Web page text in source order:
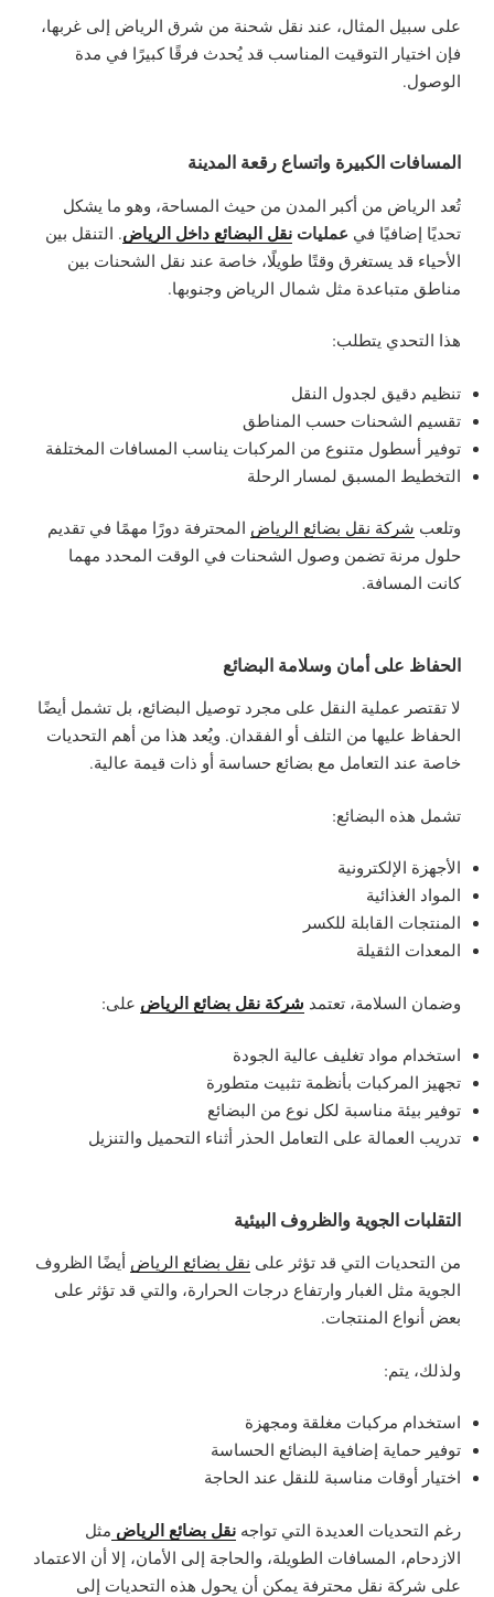
على سبيل المثال، عند نقل شحنة من شرق الرياض إلى غربها،
فإن اختيار التوقيت المناسب قد يُحدث فرقًا كبيرًا في مدة
الوصول.
المسافات الكبيرة واتساع رقعة المدينة
تُعد الرياض من أكبر المدن من حيث المساحة، وهو ما يشكل
تحديًا إضافيًا في عمليات نقل البضائع داخل الرياض. التنقل بين
الأحياء قد يستغرق وقتًا طويلًا، خاصة عند نقل الشحنات بين
مناطق متباعدة مثل شمال الرياض وجنوبها.
هذا التحدي يتطلب:
تنظيم دقيق لجدول النقل
تقسيم الشحنات حسب المناطق
توفير أسطول متنوع من المركبات يناسب المسافات المختلفة
التخطيط المسبق لمسار الرحلة
وتلعب شركة نقل بضائع الرياض المحترفة دورًا مهمًا في تقديم
حلول مرنة تضمن وصول الشحنات في الوقت المحدد مهما
كانت المسافة.
الحفاظ على أمان وسلامة البضائع
لا تقتصر عملية النقل على مجرد توصيل البضائع، بل تشمل أيضًا
الحفاظ عليها من التلف أو الفقدان. ويُعد هذا من أهم التحديات
خاصة عند التعامل مع بضائع حساسة أو ذات قيمة عالية.
تشمل هذه البضائع:
الأجهزة الإلكترونية
المواد الغذائية
المنتجات القابلة للكسر
المعدات الثقيلة
وضمان السلامة، تعتمد شركة نقل بضائع الرياض على:
استخدام مواد تغليف عالية الجودة
تجهيز المركبات بأنظمة تثبيت متطورة
توفير بيئة مناسبة لكل نوع من البضائع
تدريب العمالة على التعامل الحذر أثناء التحميل والتنزيل
التقلبات الجوية والظروف البيئية
من التحديات التي قد تؤثر على نقل بضائع الرياض أيضًا الظروف
الجوية مثل الغبار وارتفاع درجات الحرارة، والتي قد تؤثر على
بعض أنواع المنتجات.
ولذلك، يتم:
استخدام مركبات مغلقة ومجهزة
توفير حماية إضافية البضائع الحساسة
اختيار أوقات مناسبة للنقل عند الحاجة
رغم التحديات العديدة التي تواجه نقل بضائع الرياض مثل
الازدحام، المسافات الطويلة، والحاجة إلى الأمان، إلا أن الاعتماد
على شركة نقل محترفة يمكن أن يحول هذه التحديات إلى